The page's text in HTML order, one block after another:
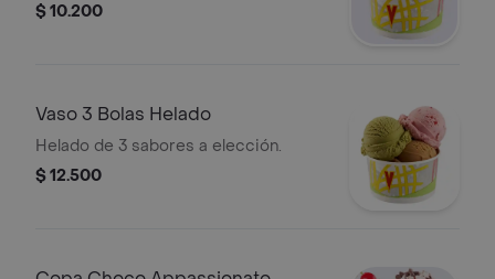
$ 10.200
Vaso 3 Bolas Helado
Helado de 3 sabores a elección.
$ 12.500